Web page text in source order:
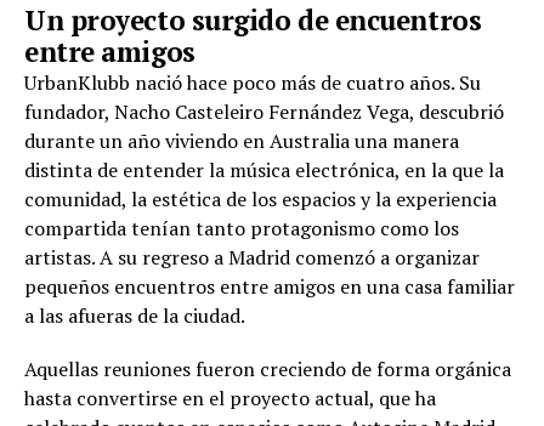
Un proyecto surgido de encuentros
entre amigos
UrbanKlubb nació hace poco más de cuatro años. Su
fundador, Nacho Casteleiro Fernández Vega, descubrió
durante un año viviendo en Australia una manera
distinta de entender la música electrónica, en la que la
comunidad, la estética de los espacios y la experiencia
compartida tenían tanto protagonismo como los
artistas. A su regreso a Madrid comenzó a organizar
pequeños encuentros entre amigos en una casa familiar
a las afueras de la ciudad.
Aquellas reuniones fueron creciendo de forma orgánica
hasta convertirse en el proyecto actual, que ha